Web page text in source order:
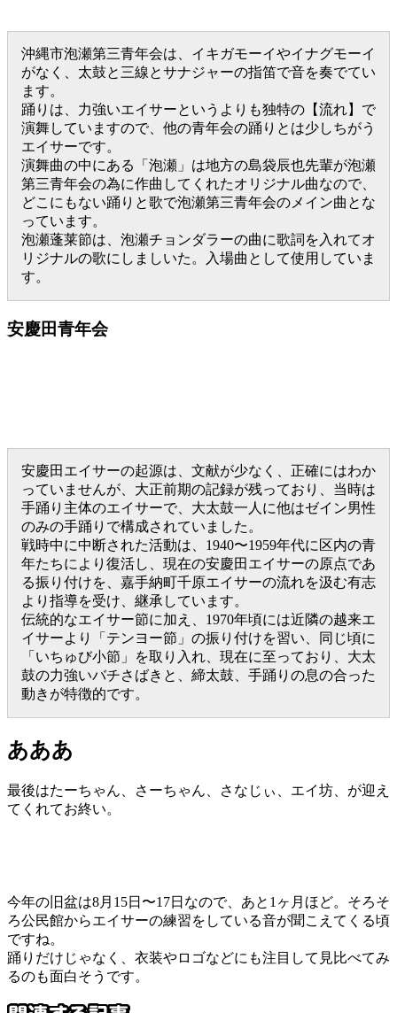
沖縄市泡瀬第三青年会は、イキガモーイやイナグモーイ
がなく、太鼓と三線とサナジャーの指笛で音を奏でてい
ます。
踊りは、力強いエイサーというよりも独特の【流れ】で
演舞していますので、他の青年会の踊りとは少しちがう
エイサーです。
演舞曲の中にある「泡瀬」は地方の島袋辰也先輩が泡瀬
第三青年会の為に作曲してくれたオリジナル曲なので、
どこにもない踊りと歌で泡瀬第三青年会のメイン曲とな
っています。
泡瀬蓬莱節は、泡瀬チョンダラーの曲に歌詞を入れてオ
リジナルの歌にしましいた。入場曲として使用していま
す。
安慶田青年会
安慶田エイサーの起源は、文献が少なく、正確にはわか
っていませんが、大正前期の記録が残っており、当時は
手踊り主体のエイサーで、大太鼓一人に他はゼイン男性
のみの手踊りで構成されていました。
戦時中に中断された活動は、1940〜1959年代に区内の青
年たちにより復活し、現在の安慶田エイサーの原点であ
る振り付けを、嘉手納町千原エイサーの流れを汲む有志
より指導を受け、継承しています。
伝統的なエイサー節に加え、1970年頃には近隣の越来エ
イサーより「テンヨー節」の振り付けを習い、同じ頃に
「いちゅび小節」を取り入れ、現在に至っており、大太
鼓の力強いバチさばきと、締太鼓、手踊りの息の合った
動きが特徴的です。
あああ
最後はたーちゃん、さーちゃん、さなじぃ、エイ坊、が迎え
てくれてお終い。
今年の旧盆は8月15日〜17日なので、あと1ヶ月ほど。そろそ
ろ公民館からエイサーの練習をしている音が聞こえてくる頃
ですね。
踊りだけじゃなく、衣装やロゴなどにも注目して見比べてみ
るのも面白そうです。